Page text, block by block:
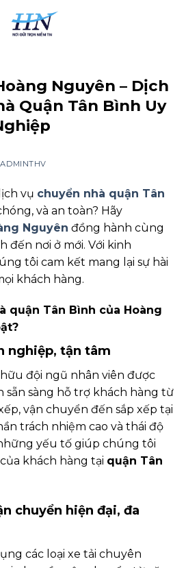
Nguyên – Dịch
Quận Tân Bình Uy
ADMINTHV
vụ chuyển nhà quận Tân
và an toàn? Hãy
Nguyên đồng hành cùng
đến nơi ở mới. Với kinh
tôi cam kết mang lại sự hài
khách hàng.
quận Tân Bình của Hoàng
nghiệp, tận tâm
đội ngũ nhân viên được
sẵn sàng hỗ trợ khách hàng từ
vận chuyển đến sắp xếp tại
trách nhiệm cao và thái độ
yếu tố giúp chúng tôi
khách hàng tại quận Tân
chuyển hiện đại, đa
các loại xe tải chuyên